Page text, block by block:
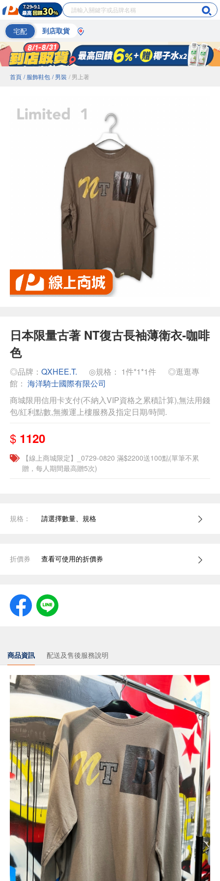
宅配 到店取貨
首頁 / 服飾鞋包 / 男裝 / 男上著
日本限量古著 NT復古長袖薄衛衣-咖啡
色
◎品牌： QXHEE.T. ◎規格： 1件*1*1件
◎逛逛專
館： 海洋騎士國際有限公司
商城限用信用卡支付(不納入VIP資格之累積計算),無法用錢
包/紅利點數,無搬運上樓服務及指定日期/時間.
$ 1120
【線上商城限定】_0729-0820 滿$2200送100點(單筆不累
贈，每人期間最高贈5次)
規格： 請選擇數量、規格
折價券 查看可使用的折價券
商品資訊 配送及售後服務說明